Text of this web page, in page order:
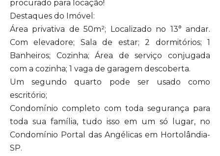
procurado para locação!
Destaques do Imóvel:
Área privativa de 50m²; Localizado no 13° andar.
Com elevadore; Sala de estar; 2 dormitórios; 1
Banheiros; Cozinha; Área de serviço conjugada
com a cozinha; 1 vaga de garagem descoberta.
Um segundo quarto pode ser usado como
escritório;
Condomínio completo com toda segurança para
toda sua família, tudo isso em um só lugar, no
Condomínio Portal das Angélicas em Hortolândia-
SP.